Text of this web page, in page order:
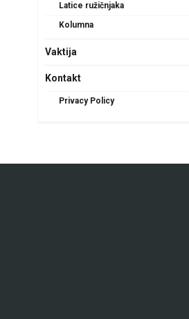
Latice ružičnjaka
Kolumna
Vaktija
Kontakt
Privacy Policy